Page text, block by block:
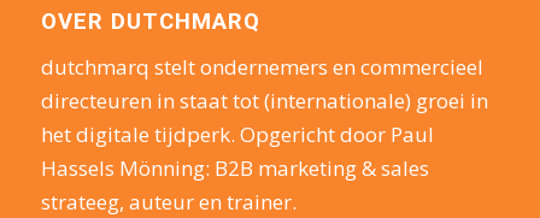
OVER DUTCHMARQ
dutchmarq stelt ondernemers en commercieel
directeuren in staat tot (internationale) groei in
het digitale tijdperk. Opgericht door Paul
Hassels Mönning: B2B marketing & sales
strateeg, auteur en trainer.